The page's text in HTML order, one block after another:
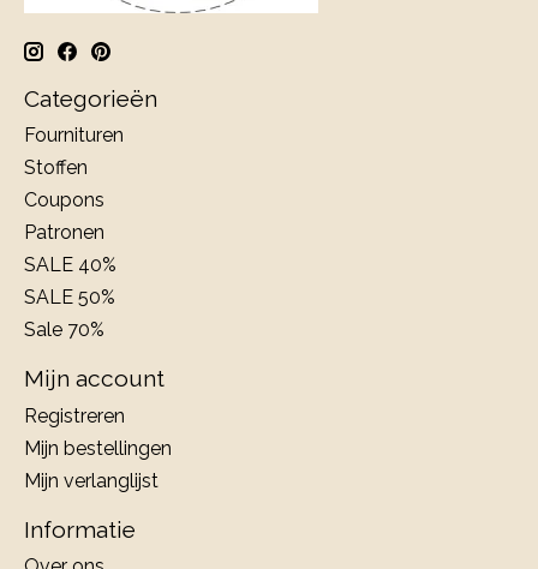
Categorieën
Fournituren
Stoffen
Coupons
Patronen
SALE 40%
SALE 50%
Sale 70%
Mijn account
Registreren
Mijn bestellingen
Mijn verlanglijst
Informatie